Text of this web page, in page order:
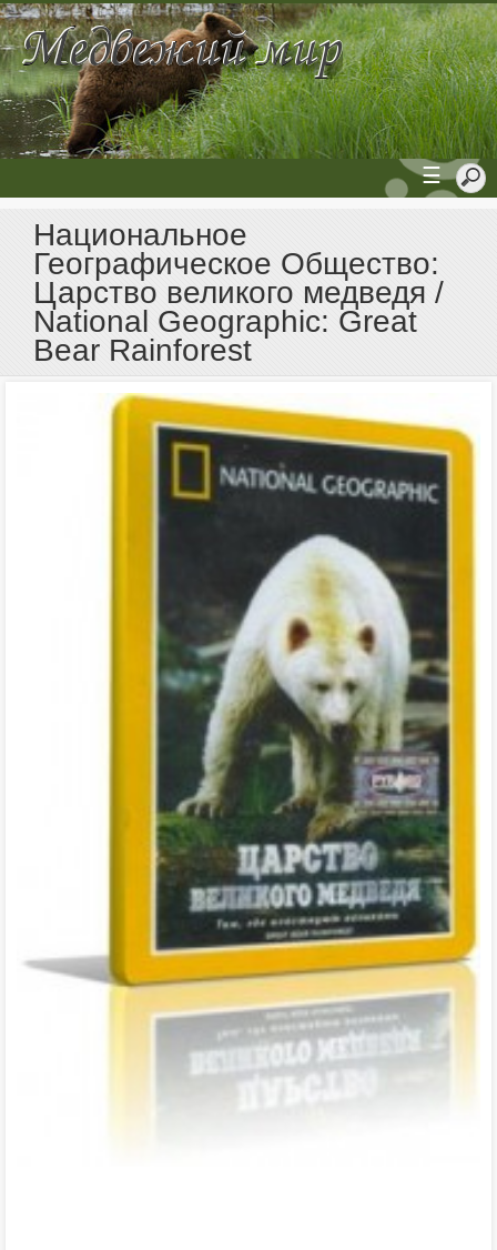
☰
Национальное
Географическое Общество:
Царство великого медведя /
National Geographic: Great
Bear Rainforest